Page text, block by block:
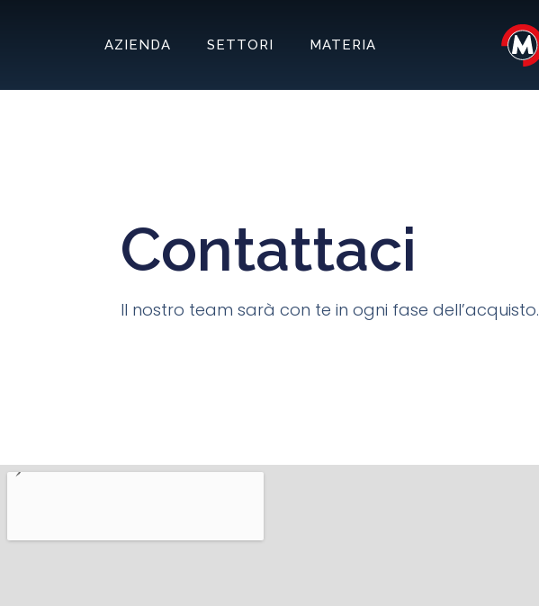
AZIENDA SETTORI MATERIA
Contattaci
Il nostro team sarà con te in ogni fase dell’acquisto.